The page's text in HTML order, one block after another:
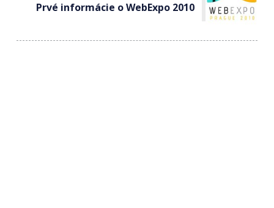
Prvé informácie o WebExpo 2010